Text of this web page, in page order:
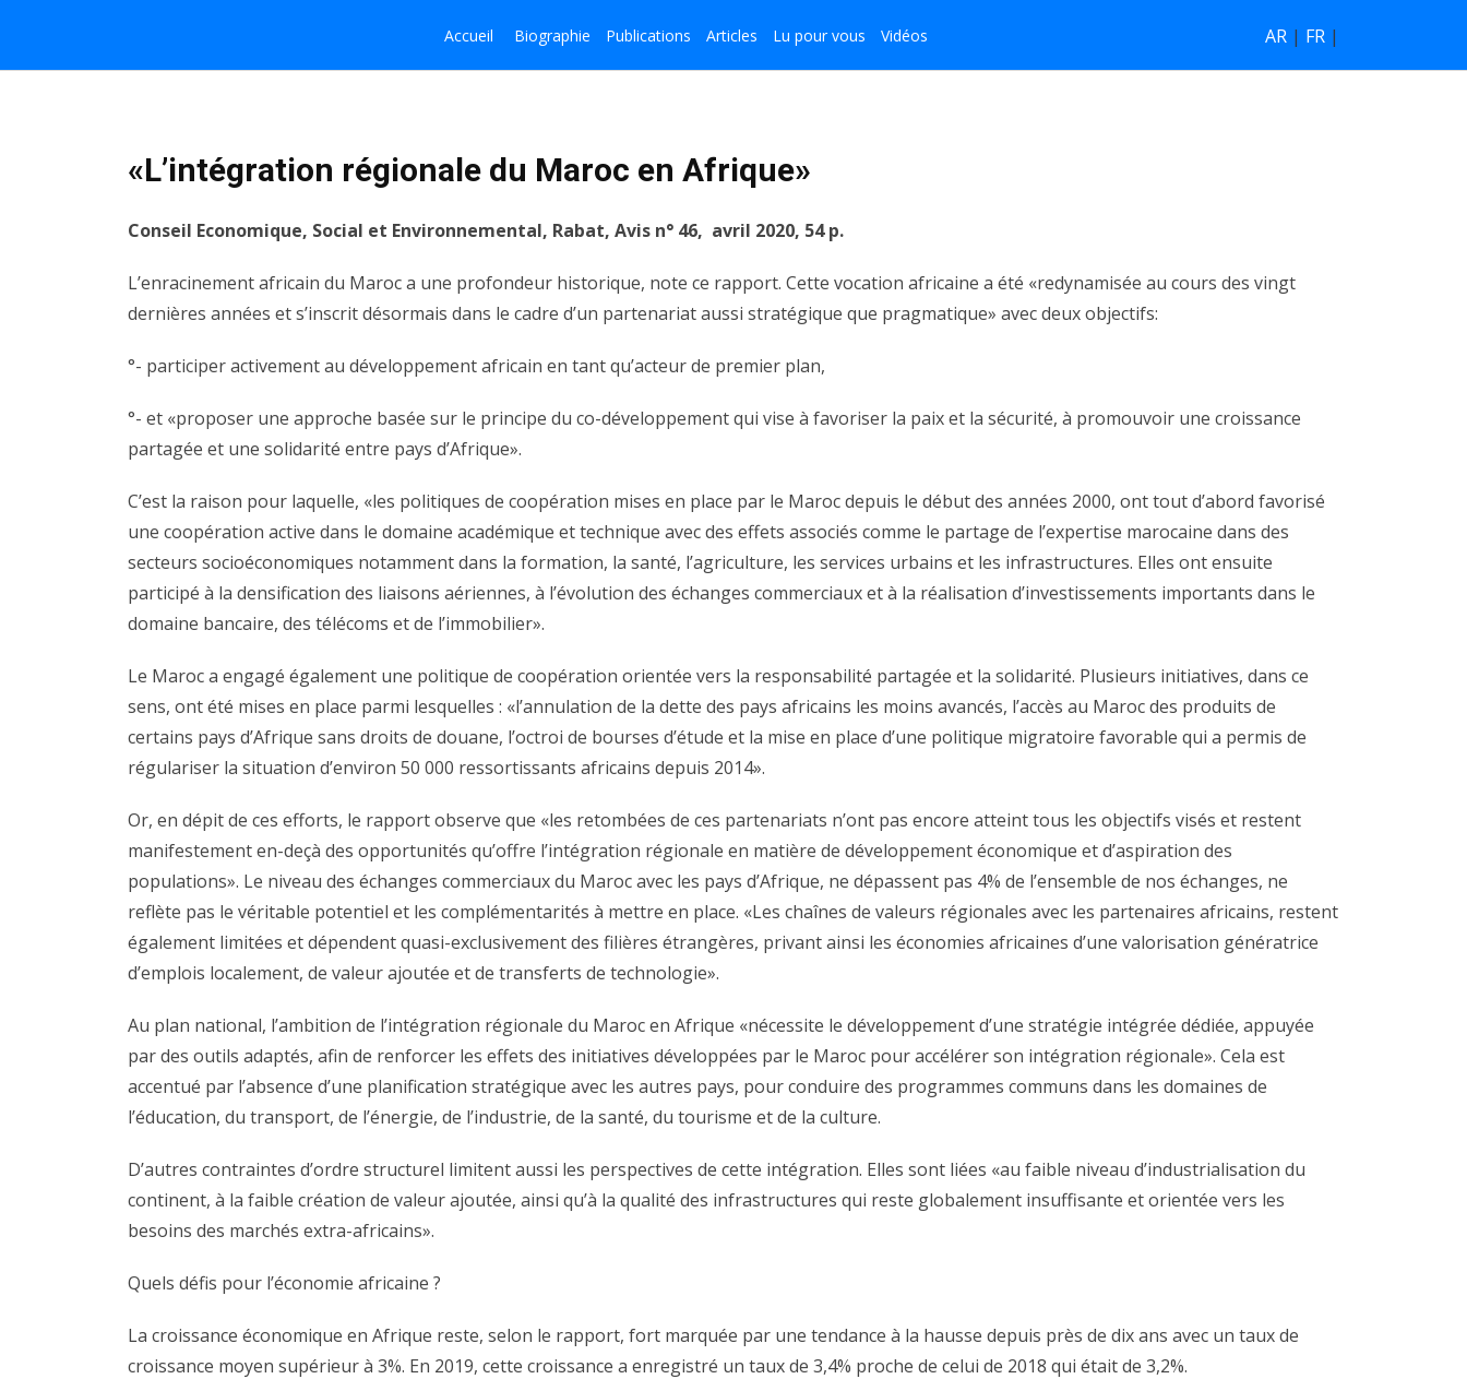
contenu
Accueil Biographie Publications Articles Lu pour vous Vidéos AR | FR |
«L’intégration régionale du Maroc en Afrique»
Conseil Economique, Social et Environnemental, Rabat, Avis n° 46, avril 2020, 54 p.
L’enracinement africain du Maroc a une profondeur historique, note ce rapport. Cette vocation africaine a été «redynamisée au cours des vingt
dernières années et s’inscrit désormais dans le cadre d’un partenariat aussi stratégique que pragmatique» avec deux objectifs:
°- participer activement au développement africain en tant qu’acteur de premier plan,
°- et «proposer une approche basée sur le principe du co-développement qui vise à favoriser la paix et la sécurité, à promouvoir une croissance
partagée et une solidarité entre pays d’Afrique».
C’est la raison pour laquelle, «les politiques de coopération mises en place par le Maroc depuis le début des années 2000, ont tout d’abord favorisé
une coopération active dans le domaine académique et technique avec des effets associés comme le partage de l’expertise marocaine dans des
secteurs socioéconomiques notamment dans la formation, la santé, l’agriculture, les services urbains et les infrastructures. Elles ont ensuite
participé à la densification des liaisons aériennes, à l’évolution des échanges commerciaux et à la réalisation d’investissements importants dans le
domaine bancaire, des télécoms et de l’immobilier».
Le Maroc a engagé également une politique de coopération orientée vers la responsabilité partagée et la solidarité. Plusieurs initiatives, dans ce
sens, ont été mises en place parmi lesquelles : «l’annulation de la dette des pays africains les moins avancés, l’accès au Maroc des produits de
certains pays d’Afrique sans droits de douane, l’octroi de bourses d’étude et la mise en place d’une politique migratoire favorable qui a permis de
régulariser la situation d’environ 50 000 ressortissants africains depuis 2014».
Or, en dépit de ces efforts, le rapport observe que «les retombées de ces partenariats n’ont pas encore atteint tous les objectifs visés et restent
manifestement en-deçà des opportunités qu’offre l’intégration régionale en matière de développement économique et d’aspiration des
populations». Le niveau des échanges commerciaux du Maroc avec les pays d’Afrique, ne dépassent pas 4% de l’ensemble de nos échanges, ne
reflète pas le véritable potentiel et les complémentarités à mettre en place. «Les chaînes de valeurs régionales avec les partenaires africains, restent
également limitées et dépendent quasi-exclusivement des filières étrangères, privant ainsi les économies africaines d’une valorisation génératrice
d’emplois localement, de valeur ajoutée et de transferts de technologie».
Au plan national, l’ambition de l’intégration régionale du Maroc en Afrique «nécessite le développement d’une stratégie intégrée dédiée, appuyée
par des outils adaptés, afin de renforcer les effets des initiatives développées par le Maroc pour accélérer son intégration régionale». Cela est
accentué par l’absence d’une planification stratégique avec les autres pays, pour conduire des programmes communs dans les domaines de
l’éducation, du transport, de l’énergie, de l’industrie, de la santé, du tourisme et de la culture.
D’autres contraintes d’ordre structurel limitent aussi les perspectives de cette intégration. Elles sont liées «au faible niveau d’industrialisation du
continent, à la faible création de valeur ajoutée, ainsi qu’à la qualité des infrastructures qui reste globalement insuffisante et orientée vers les
besoins des marchés extra-africains».
Quels défis pour l’économie africaine ?
La croissance économique en Afrique reste, selon le rapport, fort marquée par une tendance à la hausse depuis près de dix ans avec un taux de
croissance moyen supérieur à 3%. En 2019, cette croissance a enregistré un taux de 3,4% proche de celui de 2018 qui était de 3,2%.